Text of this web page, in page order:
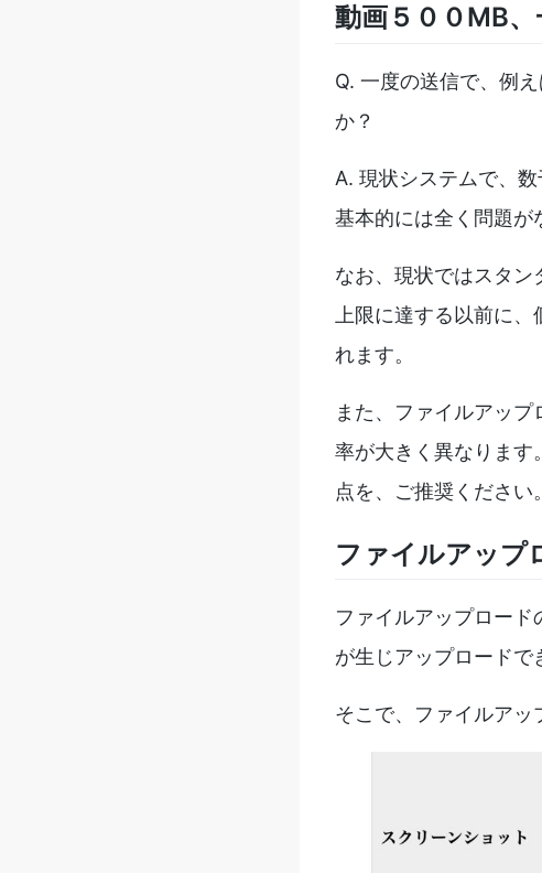
動画５００MB
Q. 一度の送信で、例
か？
A. 現状システムで、
基本的には全く問題が
なお、現状ではスタン
上限に達する以前に
れます。
また、ファイルアッ
率が大きく異なります
点を、ご推奨ください。
ファイルアップ
ファイルアップロー
が生じアップロードで
そこで、ファイルアッ